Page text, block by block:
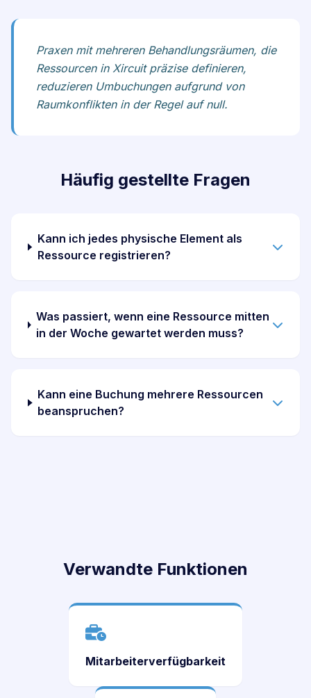
Praxen mit mehreren Behandlungsräumen, die
Ressourcen in Xircuit präzise definieren,
reduzieren Umbuchungen aufgrund von
Raumkonflikten in der Regel auf null.
Häufig gestellte Fragen
Kann ich jedes physische Element als
Ressource registrieren?
Was passiert, wenn eine Ressource mitten
in der Woche gewartet werden muss?
Kann eine Buchung mehrere Ressourcen
beanspruchen?
Verwandte Funktionen
Mitarbeiterverfügbarkeit